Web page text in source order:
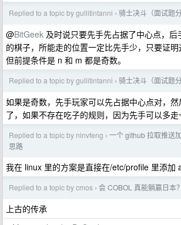
Replied to a topic by gullitintanni › 骑士决斗（面试题分
@BitGeek 及时说只要先手先占据了中心点，
的棋子，所能走的位置一定比先手少，只要证明
但前提条件是 n 和 m 都是奇数。
Replied to a topic by gullitintanni › 骑士决斗（面试题分
如果是奇数，先手玩家可以先占据中心点对，
了，如果不存在吃子的规则，因为先手可以多
Replied to a topic by ninvfeng › 一个 github 拉取推送
思路
我在 linux 里的方案是直接在/etc/profile 里添加
Replied to a topic by cmos › 会 COBOL 真能躺赢日本？
上古的传承